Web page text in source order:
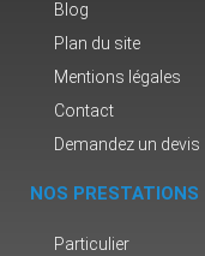
Blog
Plan du site
Mentions légales
Contact
Demandez un devis
NOS PRESTATIONS
Particulier